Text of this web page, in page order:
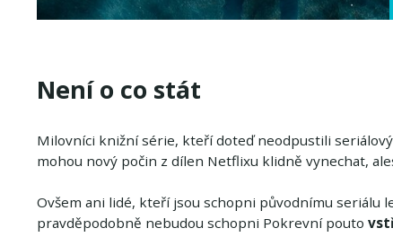
Není o co stát
Milovníci knižní série, kteří doteď neodpustili
mohou nový počin z dílen Netflixu klidně vynechat,
Ovšem ani lidé, kteří jsou schopni původnímu seriálu
pravděpodobně nebudou schopni Pokrevní pouto